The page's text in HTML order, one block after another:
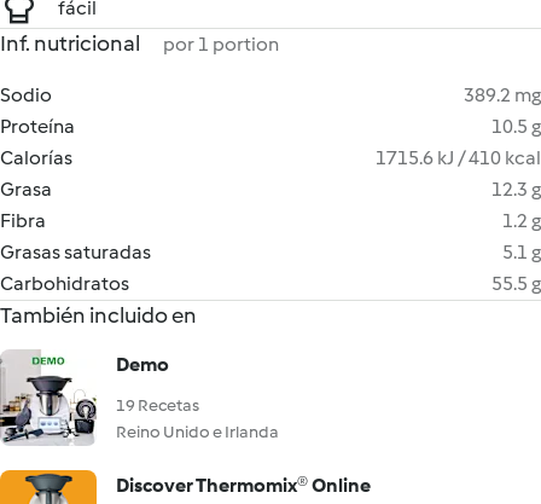
fácil
Inf. nutricional por 1 portion
Sodio
389.2 mg
Proteína
10.5 g
Calorías
1715.6 kJ / 410 kcal
Grasa
12.3 g
Fibra
1.2 g
Grasas saturadas
5.1 g
Carbohidratos
55.5 g
También incluido en
Demo
19 Recetas
Reino Unido e Irlanda
Discover Thermomix® Online